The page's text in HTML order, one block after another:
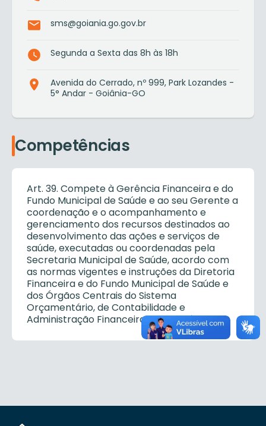
sms@goiania.go.gov.br
Segunda a Sexta das 8h às 18h
Avenida do Cerrado, nº 999, Park Lozandes -
5° Andar - Goiânia-GO
Competências
Art. 39. Compete à Gerência Financeira e do
Fundo Municipal de Saúde e ao seu Gerente a
coordenação e o acompanhamento e
gerenciamento dos recursos destinados ao
desenvolvimento das ações e serviços de
saúde, executadas ou coordenadas pela
Secretaria Municipal de Saúde, acordo com
as normas vigentes e instruções da Diretoria
Financeira e do Fundo Municipal de Saúde e
dos Órgãos Centrais do Sistema
Orçamentário, de Contabilidade e
Administração Financeira do Município.